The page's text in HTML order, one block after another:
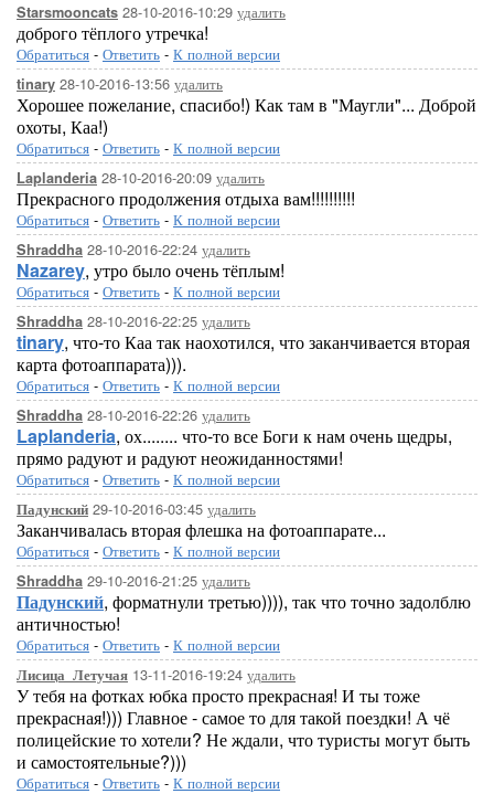
Starsmooncats 28-10-2016-10:29 удалить
доброго тёплого утречка!
Обратиться - Ответить - К полной версии
tinary 28-10-2016-13:56 удалить
Хорошее пожелание, спасибо!) Как там в "Маугли"... Доброй
охоты, Каа!)
Обратиться - Ответить - К полной версии
Laplanderia 28-10-2016-20:09 удалить
Прекрасного продолжения отдыха вам!!!!!!!!!!
Обратиться - Ответить - К полной версии
Shraddha 28-10-2016-22:24 удалить
Nazarey, утро было очень тёплым!
Обратиться - Ответить - К полной версии
Shraddha 28-10-2016-22:25 удалить
tinary, что-то Каа так наохотился, что заканчивается вторая
карта фотоаппарата))).
Обратиться - Ответить - К полной версии
Shraddha 28-10-2016-22:26 удалить
Laplanderia, ох........ что-то все Боги к нам очень щедры,
прямо радуют и радуют неожиданностями!
Обратиться - Ответить - К полной версии
Падунский 29-10-2016-03:45 удалить
Заканчивалась вторая флешка на фотоаппарате...
Обратиться - Ответить - К полной версии
Shraddha 29-10-2016-21:25 удалить
Падунский, форматнули третью)))), так что точно задолблю
античностью!
Обратиться - Ответить - К полной версии
Лисица_Летучая 13-11-2016-19:24 удалить
У тебя на фотках юбка просто прекрасная! И ты тоже
прекрасная!))) Главное - самое то для такой поездки! А чё
полицейские то хотели? Не ждали, что туристы могут быть
и самостоятельные?)))
Обратиться - Ответить - К полной версии